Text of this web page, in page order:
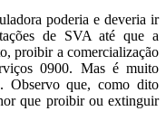
poderia e deveria ir
de SVA até que a
proibir a comercialização
0900. Mas é muito
Observo que, como dito
que proibir ou extinguir